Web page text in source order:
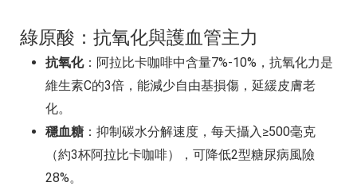
綠原酸：抗氧化與護血管主力
抗氧化：阿拉比卡咖啡中含量7%-10%，抗氧化力是
維生素C的3倍，能減少自由基損傷，延緩皮膚老
化。
穩血糖 ：抑制碳水分解速度，每天攝入≥500毫克
（約3杯阿拉比卡咖啡），可降低2型糖尿病風險
28%。